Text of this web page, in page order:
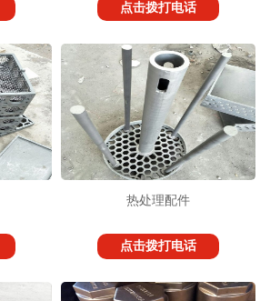
1 2
点击拨打电话
热处理配件
点击拨打电话